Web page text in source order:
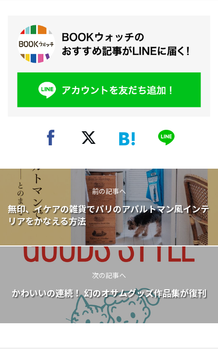
前の記事へ
無印、イケアの雑貨でパリのアパルトマン風インテ
リアをかなえる方法
次の記事へ
かわいいの連続！ 幻のオサムグッズ作品集が復刊